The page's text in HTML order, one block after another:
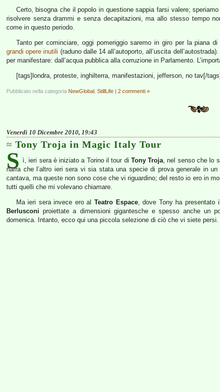
Certo, bisogna che il popolo in questione sappia farsi valere;
risolvere senza drammi e senza decapitazioni, ma allo stesso tempo
come in questo periodo.
Tanto per cominciare, oggi pomeriggio saremo in giro per la piana di
grandi opere inutili (raduno dalle 14 all’autoporto, all’uscita
per manifestare: dall’acqua pubblica alla corruzione in Parlamento.
[tags]londra, proteste, inghilterra, manifestazioni, jefferson, no tav[/
Pubblicato nella categoria NewGlobal StillLife | 2 commenti »
Venerdì 10 Dicembre 2010, 19:43
Tony Troja in Magic Italy Tour
S ì, ieri sera è iniziato a Torino il tour di Tony Troja, nel senso che lo
narra che l’altro ieri sera vi sia stata una specie di prova generale in
cantava, ma queste non sono cose che vi riguardino; del resto io ero in
tutti quelli che mi volevano chiamare.
Ma ieri sera invece ero alTeatro Espace, dove Tony ha presentato
Berlusconi proiettate a dimensioni gigantesche e spesso anche un
domenica. Intanto, ecco qui una piccola selezione di ciò che vi siete persi.